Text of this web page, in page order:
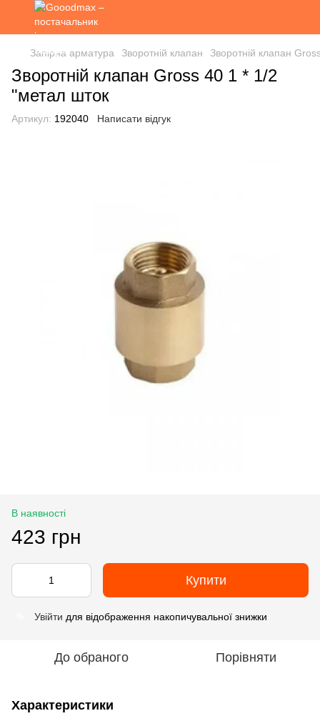
Запірна арматура Зворотній клапан Зворотній клапан
Зворотній клапан Gross 40 1 * 1/2
"метал шток
Артикул: 192040 Написати відгук
В наявності
423 грн
Купити
Увійти для відображення накопичувальної знижки
До обраного Порівняти
Характеристики